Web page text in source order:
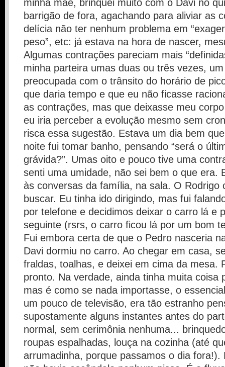
minha mãe, brinquei muito com o Davi no
barrigão de fora, agachando para aliviar as
delícia não ter nenhum problema em
peso”, etc: já estava na hora de nascer,
Algumas contrações pareciam mais
minha parteira umas duas ou três vezes,
preocupada com o trânsito do horário de
que daria tempo e que eu não ficasse
as contrações, mas que deixasse meu
eu iria perceber a evolução mesmo sem
risca essa sugestão. Estava um dia bem
noite fui tomar banho, pensando “será o
grávida?”. Umas oito e pouco tive uma
senti uma umidade, não sei bem o que era.
às conversas da família, na sala. O Rodrigo
buscar. Eu tinha ido dirigindo, mas fui
por telefone e decidimos deixar o carro lá e
seguinte (rsrs, o carro ficou lá por um bom
Fui embora certa de que o Pedro nasceria
Davi dormiu no carro. Ao chegar em casa,
fraldas, toalhas, e deixei em cima da mesa.
pronto. Na verdade, ainda tinha muita coisa
mas é como se nada importasse, o
um pouco de televisão, era tão estranho
supostamente alguns instantes antes do
normal, sem cerimônia nenhuma...
roupas espalhadas, louça na cozinha (até
arrumadinha, porque passamos o dia fora!).